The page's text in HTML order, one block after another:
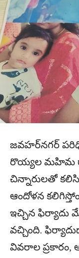
జవహర్‌నగర్
రొయ్యల మహిమ
చిన్నారులతో
ఆందోళన
ఇచ్చిన ఫిర్యాదు
వచ్చింది.
వివరాల